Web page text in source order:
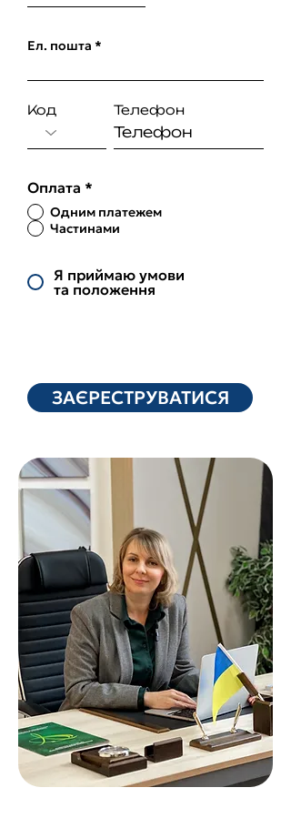
Ел. пошта
Код Телефон
Оплата *
Одним платежем
Частинами
Я приймаю умови
та положення
ЗАЄРЕСТРУВАТИСЯ